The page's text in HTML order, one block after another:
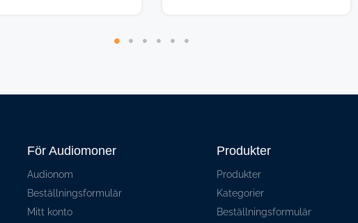
För Audiomoner
Audionom
Beställningsformulär
Mitt konto
Produkter
Produkter
Kategorier
Beställningsformulär